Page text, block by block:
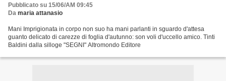
Pubblicato su 15/06/AM 09:45
Da maria attanasio
Mani Imprigionata in corpo non suo ha mani parlanti in sguardo d'attesa
guanto delicato di carezze di foglia d'autunno: son voli d'uccello amico. Tinti
Baldini dalla silloge "SEGNI" Altromondo Editore